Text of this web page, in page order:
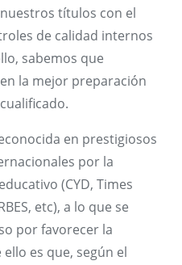
títulos con el
de calidad internos
sabemos que
la mejor preparación
en prestigiosos
por la
(CYD, Times
etc), a lo que se
por favorecer la
es que, según el